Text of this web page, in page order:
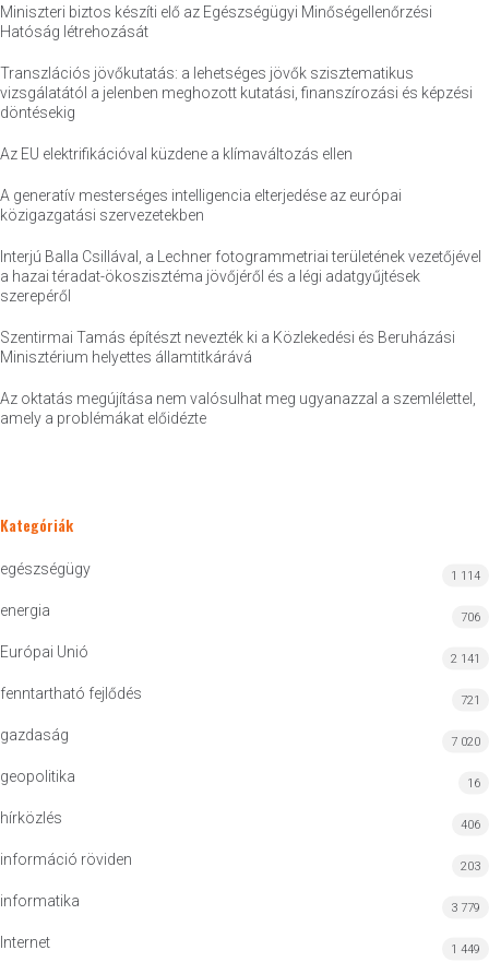
Miniszteri biztos készíti elő az Egészségügyi Minőségellenőrzési
Hatóság létrehozását
Transzlációs jövőkutatás: a lehetséges jövők szisztematikus
vizsgálatától a jelenben meghozott kutatási, finanszírozási és képzési
döntésekig
Az EU elektrifikációval küzdene a klímaváltozás ellen
A generatív mesterséges intelligencia elterjedése az európai
közigazgatási szervezetekben
Interjú Balla Csillával, a Lechner fotogrammetriai területének vezetőjével
a hazai téradat-ökoszisztéma jövőjéről és a légi adatgyűjtések
szerepéről
Szentirmai Tamás építészt nevezték ki a Közlekedési és Beruházási
Minisztérium helyettes államtitkárává
Az oktatás megújítása nem valósulhat meg ugyanazzal a szemlélettel,
amely a problémákat előidézte
Kategóriák
egészségügy 1 114
energia 706
Európai Unió 2 141
fenntartható fejlődés 721
gazdaság 7 020
geopolitika 16
hírközlés 406
információ röviden 203
informatika 3 779
Internet 1 449